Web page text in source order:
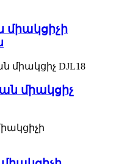
միակցիչի
միակցիչ